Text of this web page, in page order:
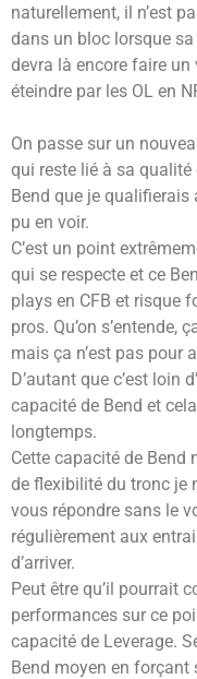
naturellement, il n’est
dans un bloc lorsque
devra là encore faire
éteindre par les OL en
On passe sur un
qui reste lié à sa qualité
Bend que je qualifierais
pu en voir.
C’est un point
qui se respecte et ce
plays en CFB et risque
pros. Qu’on s’entende,
mais ça n’est pas pour
D’autant que c’est loin
capacité de Bend et
longtemps.
Cette capacité de Bend
de flexibilité du tronc je
vous répondre sans le
régulièrement aux
d’arriver.
Peut être qu’il pourrait
performances sur ce
capacité de Leverage.
Bend moyen en